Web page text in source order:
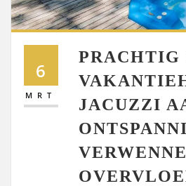
6
MRT
PRACHTIG
JACUZZI